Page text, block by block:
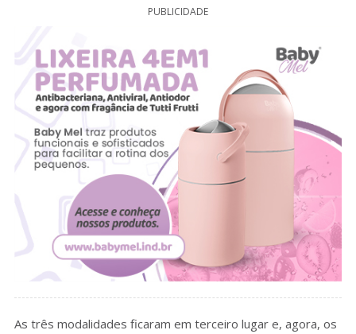
PUBLICIDADE
As três modalidades ficaram em terceiro lugar e, agora, os